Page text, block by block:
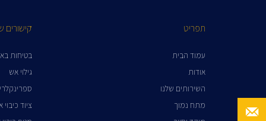
תפריט
עמוד הבית
אודות
השירותים שלנו
מתח נמוך
קישורים
בטיחות
גילוי אש
ציוד כיבוי